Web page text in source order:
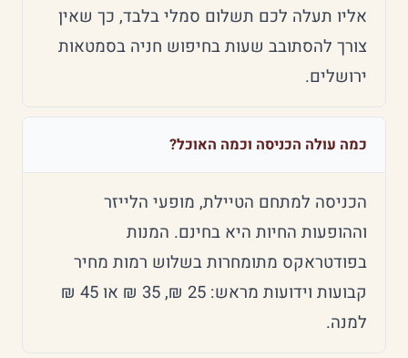
אליו תעלה לכם תשלום סמלי בלבד, כך שאין
צורך להסתובב שעות בחיפוש חניה בסמטאות
ירושלים.
כמה עולה הכניסה וכמה האוכל?
הכניסה למתחם הטיילת, מופעי הלייזר
וההופעות החיות היא בחינם. המנות
בפודטראקס מתומחרות בשלוש רמות מחיר
קבועות וידועות מראש: 25 ₪, 35 ₪ או 45 ₪
למנה.